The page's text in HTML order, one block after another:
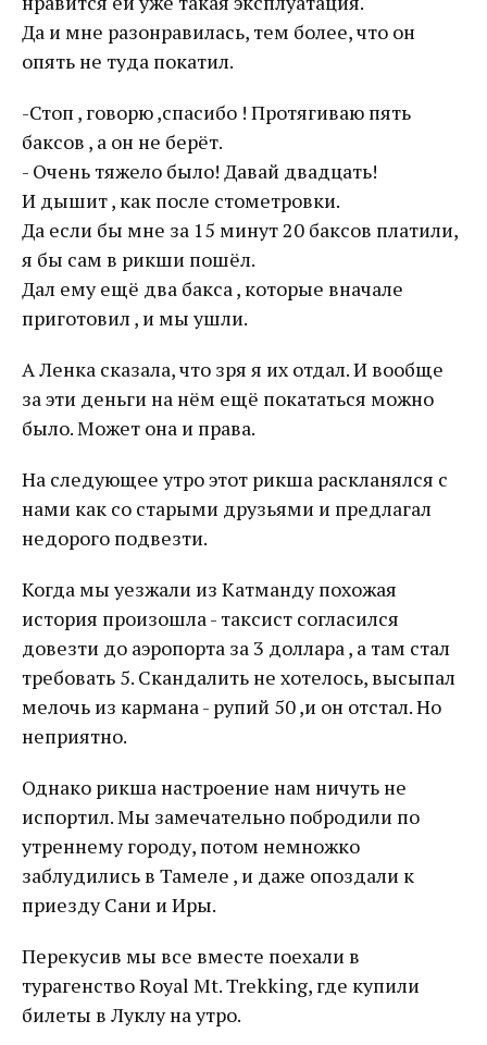
Да и мне разонравилась, тем более, что он
опять не туда покатил.
-Стоп , говорю ,спасибо ! Протягиваю пять
баксов , а он не берёт.
- Очень тяжело было! Давай двадцать!
И дышит , как после стометровки.
Да если бы мне за 15 минут 20 баксов платили,
я бы сам в рикши пошёл.
Дал ему ещё два бакса , которые вначале
приготовил , и мы ушли.
А Ленка сказала, что зря я их отдал. И вообще
за эти деньги на нём ещё покататься можно
было. Может она и права.
На следующее утро этот рикша раскланялся с
нами как со старыми друзьями и предлагал
недорого подвезти.
Когда мы уезжали из Катманду похожая
история произошла - таксист согласился
довезти до аэропорта за 3 доллара , а там стал
требовать 5. Скандалить не хотелось, высыпал
мелочь из кармана - рупий 50 ,и он отстал. Но
неприятно.
Однако рикша настроение нам ничуть не
испортил. Мы замечательно побродили по
утреннему городу, потом немножко
заблудились в Тамеле , и даже опоздали к
приезду Сани и Иры.
Перекусив мы все вместе поехали в
турагенство Royal Mt. Trekking, где купили
билеты в Луклу на утро.